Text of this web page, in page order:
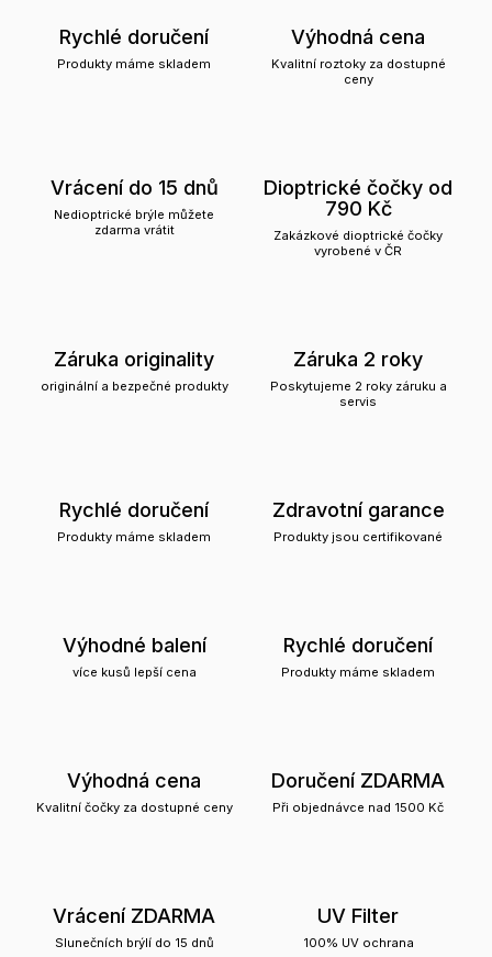
Rychlé doručení
Produkty máme skladem
Výhodná cena
Kvalitní roztoky za dostupné
ceny
Vrácení do 15 dnů
Nedioptrické brýle můžete
zdarma vrátit
Dioptrické čočky od
790 Kč
Zakázkové dioptrické čočky
vyrobené v ČR
Záruka originality
originální a bezpečné produkty
Záruka 2 roky
Poskytujeme 2 roky záruku a
servis
Rychlé doručení
Produkty máme skladem
Zdravotní garance
Produkty jsou certifikované
Výhodné balení
více kusů lepší cena
Rychlé doručení
Produkty máme skladem
Výhodná cena
Kvalitní čočky za dostupné ceny
Doručení ZDARMA
Při objednávce nad 1500 Kč
Vrácení ZDARMA
Slunečních brýlí do 15 dnů
UV Filter
100% UV ochrana